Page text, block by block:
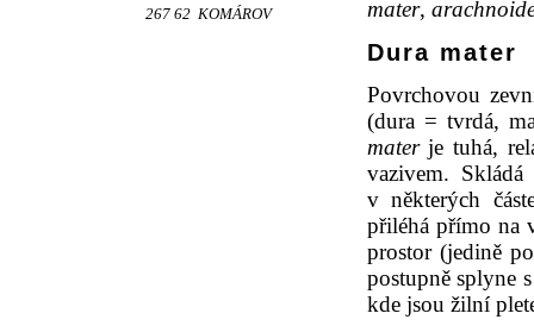
mater,
Dura mater
Povrchovou
(dura = tvrdá,
materje tuhá,
vazivem.
v některých
přiléhá přímo na
prostor (jedině
postupně splyne
kde jsou žilní
267 62 KOMÁROV